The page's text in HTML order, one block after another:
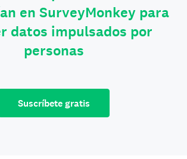
en SurveyMonkey para
datos impulsados por
personas
Suscríbete gratis